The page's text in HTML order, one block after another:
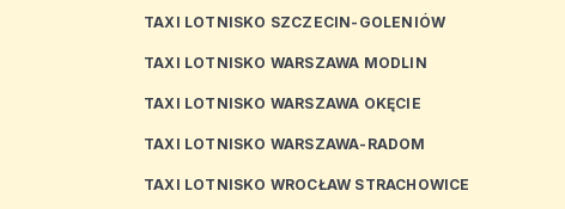
TAXI LOTNISKO SZCZECIN-GOLENIÓW
TAXI LOTNISKO WARSZAWA MODLIN
TAXI LOTNISKO WARSZAWA OKĘCIE
TAXI LOTNISKO WARSZAWA-RADOM
TAXI LOTNISKO WROCŁAW STRACHOWICE